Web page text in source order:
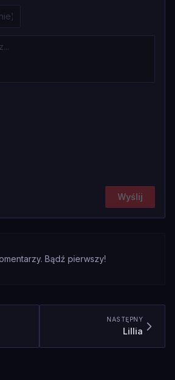
Wyślij
Bądź pierwszy!
NASTĘPNY
Lillia